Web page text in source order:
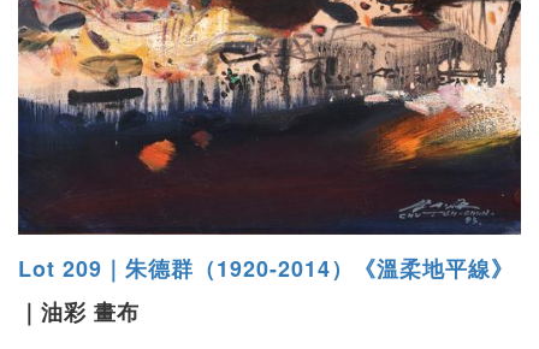
Lot 209｜朱德群（1920-2014）《溫柔地平線》
｜油彩 畫布